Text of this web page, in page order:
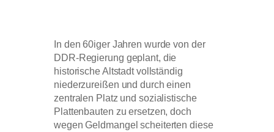
In den 60iger Jahren wurde von der
DDR-Regierung geplant, die
historische Altstadt vollständig
niederzureißen und durch einen
zentralen Platz und sozialistische
Plattenbauten zu ersetzen, doch
wegen Geldmangel scheiterten diese